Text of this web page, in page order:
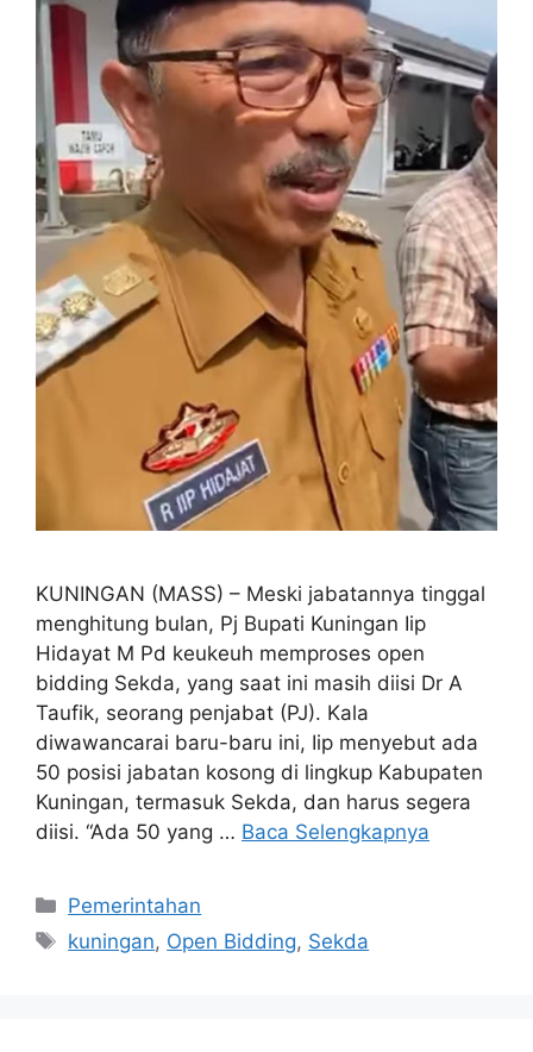
KUNINGAN (MASS) – Meski jabatannya tinggal
menghitung bulan, Pj Bupati Kuningan Iip
Hidayat M Pd keukeuh memproses open
bidding Sekda, yang saat ini masih diisi Dr A
Taufik, seorang penjabat (PJ). Kala
diwawancarai baru-baru ini, Iip menyebut ada
50 posisi jabatan kosong di lingkup Kabupaten
Kuningan, termasuk Sekda, dan harus segera
diisi. “Ada 50 yang … Baca Selengkapnya
Kategori
Pemerintahan
Tag
kuningan, Open Bidding, Sekda